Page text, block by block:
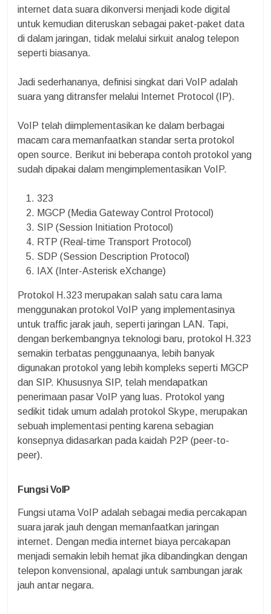
internet data suara dikonversi menjadi kode digital
untuk kemudian diteruskan sebagai paket-paket data
di dalam jaringan, tidak melalui sirkuit analog telepon
seperti biasanya.
Jadi sederhananya, definisi singkat dari VoIP adalah
suara yang ditransfer melalui Internet Protocol (IP).
VoIP telah diimplementasikan ke dalam berbagai
macam cara memanfaatkan standar serta protokol
open source. Berikut ini beberapa contoh protokol yang
sudah dipakai dalam mengimplementasikan VoIP.
323
MGCP (Media Gateway Control Protocol)
SIP (Session Initiation Protocol)
RTP (Real-time Transport Protocol)
SDP (Session Description Protocol)
IAX (Inter-Asterisk eXchange)
Protokol H.323 merupakan salah satu cara lama
menggunakan protokol VoIP yang implementasinya
untuk traffic jarak jauh, seperti jaringan LAN. Tapi,
dengan berkembangnya teknologi baru, protokol H.323
semakin terbatas penggunaanya, lebih banyak
digunakan protokol yang lebih kompleks seperti MGCP
dan SIP. Khususnya SIP, telah mendapatkan
penerimaan pasar VoIP yang luas. Protokol yang
sedikit tidak umum adalah protokol Skype, merupakan
sebuah implementasi penting karena sebagian
konsepnya didasarkan pada kaidah P2P (peer-to-
peer).
Fungsi VoIP
Fungsi utama VoIP adalah sebagai media percakapan
suara jarak jauh dengan memanfaatkan jaringan
internet. Dengan media internet biaya percakapan
menjadi semakin lebih hemat jika dibandingkan dengan
telepon konvensional, apalagi untuk sambungan jarak
jauh antar negara.